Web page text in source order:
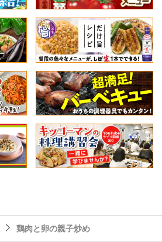
鶏肉と卵の親子炒め